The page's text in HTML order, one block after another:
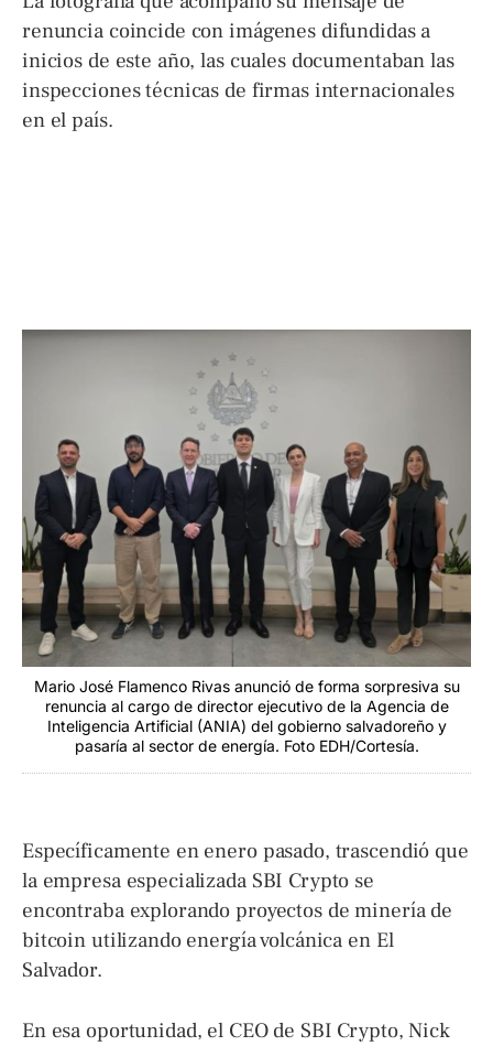
renuncia coincide con imágenes difundidas a
inicios de este año, las cuales documentaban las
inspecciones técnicas de firmas internacionales
en el país.
Mario José Flamenco Rivas anunció de forma sorpresiva su
renuncia al cargo de director ejecutivo de la Agencia de
Inteligencia Artificial (ANIA) del gobierno salvadoreño y
pasaría al sector de energía. Foto EDH/Cortesía.
Específicamente en enero pasado, trascendió que
la empresa especializada SBI Crypto se
encontraba explorando proyectos de minería de
bitcoin utilizando energía volcánica en El
Salvador.
En esa oportunidad, el CEO de SBI Crypto, Nick